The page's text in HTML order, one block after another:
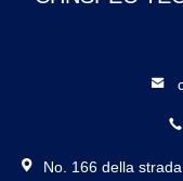
No. 166 della